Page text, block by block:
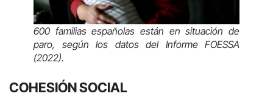
600 familias españolas están en situación de
paro, según los datos del Informe FOESSA
(2022).
COHESIÓN SOCIAL